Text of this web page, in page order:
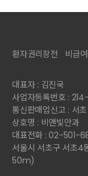
환자권리장전 비급
대표자 : 김진국
사업자등록번호 :
통신판매업신고 : 서
상호명 : 비앤빛안과
대표전화 : 02-501-
서울시 서초구 서초4
50m)